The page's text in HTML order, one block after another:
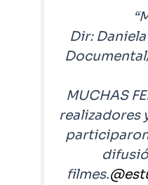
Dir:
MUCHAS
realizadores
filmes.